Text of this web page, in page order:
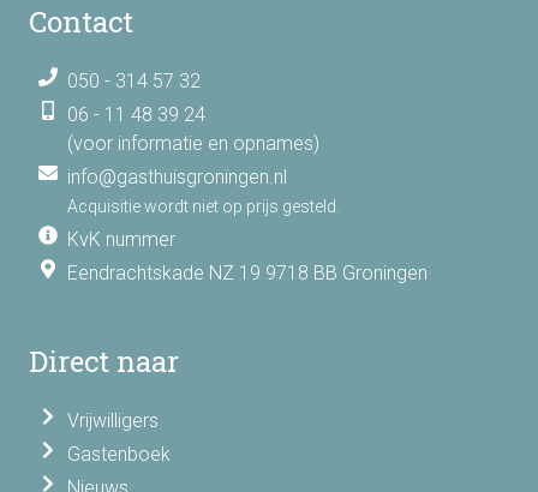
Contact
050 - 314 57 32
06 - 11 48 39 24
(voor informatie en opnames)
info@gasthuisgroningen.nl
Acquisitie wordt niet op prijs gesteld.
KvK nummer
Eendrachtskade NZ 19 9718 BB Groningen
Direct naar
Vrijwilligers
Gastenboek